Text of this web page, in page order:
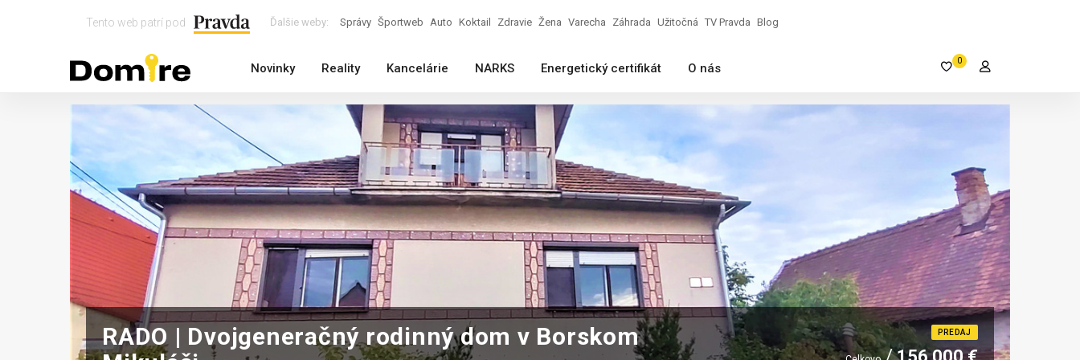
Tento web patrí pod Ďalšie weby: Správy Športweb Auto Koktail Zdravie Žena Varecha Záhrada Užitočná TV Pravda Blog
Novinky Reality Kancelárie NARKS Energetický certifikát O nás
0
RADO | Dvojgeneračný rodinný dom v Borskom
PREDAJ